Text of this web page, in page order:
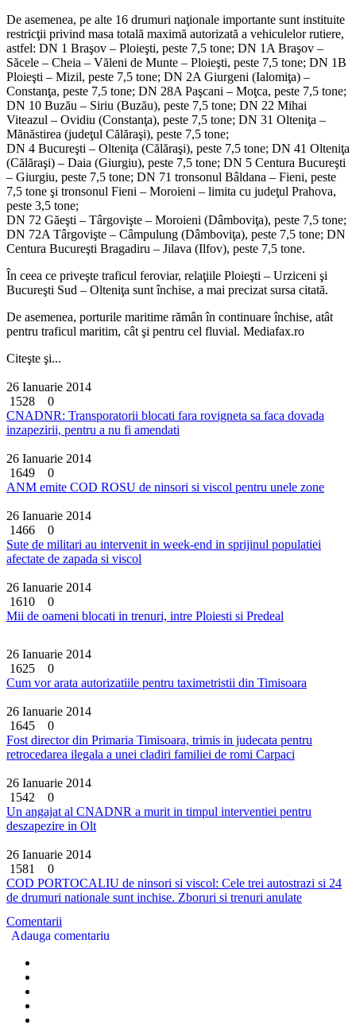
De asemenea, pe alte 16 drumuri naţionale importante sunt instituite
restricţii privind masa totală maximă autorizată a vehiculelor rutiere,
astfel: DN 1 Braşov – Ploieşti, peste 7,5 tone; DN 1A Braşov –
Săcele – Cheia – Văleni de Munte – Ploieşti, peste 7,5 tone; DN 1B
Ploieşti – Mizil, peste 7,5 tone; DN 2A Giurgeni (Ialomiţa) –
Constanţa, peste 7,5 tone; DN 28A Paşcani – Moţca, peste 7,5 tone;
DN 10 Buzău – Siriu (Buzău), peste 7,5 tone; DN 22 Mihai
Viteazul – Ovidiu (Constanţa), peste 7,5 tone; DN 31 Olteniţa –
Mănăstirea (judeţul Călăraşi), peste 7,5 tone;
DN 4 Bucureşti – Olteniţa (Călăraşi), peste 7,5 tone; DN 41 Olteniţa
(Călăraşi) – Daia (Giurgiu), peste 7,5 tone; DN 5 Centura Bucureşti
– Giurgiu, peste 7,5 tone; DN 71 tronsonul Bâldana – Fieni, peste
7,5 tone şi tronsonul Fieni – Moroieni – limita cu judeţul Prahova,
peste 3,5 tone;
DN 72 Găeşti – Târgovişte – Moroieni (Dâmboviţa), peste 7,5 tone;
DN 72A Târgovişte – Câmpulung (Dâmboviţa), peste 7,5 tone; DN
Centura Bucureşti Bragadiru – Jilava (Ilfov), peste 7,5 tone.
În ceea ce priveşte traficul feroviar, relaţiile Ploieşti – Urziceni şi
Bucureşti Sud – Olteniţa sunt închise, a mai precizat sursa citată.
De asemenea, porturile maritime rămân în continuare închise, atât
pentru traficul maritim, cât şi pentru cel fluvial. Mediafax.ro
Citeşte şi...
26 Ianuarie 2014
1528
0
CNADNR: Transporatorii blocati fara rovigneta sa faca dovada
inzapezirii, pentru a nu fi amendati
26 Ianuarie 2014
1649
0
ANM emite COD ROSU de ninsori si viscol pentru unele zone
26 Ianuarie 2014
1466
0
Sute de militari au intervenit in week-end in sprijinul populatiei
afectate de zapada si viscol
26 Ianuarie 2014
1610
0
Mii de oameni blocati in trenuri, intre Ploiesti si Predeal
26 Ianuarie 2014
1625
0
Cum vor arata autorizatiile pentru taximetristii din Timisoara
26 Ianuarie 2014
1645
0
Fost director din Primaria Timisoara, trimis in judecata pentru
retrocedarea ilegala a unei cladiri familiei de romi Carpaci
26 Ianuarie 2014
1542
0
Un angajat al CNADNR a murit in timpul interventiei pentru
deszapezire in Olt
26 Ianuarie 2014
1581
0
COD PORTOCALIU de ninsori si viscol: Cele trei autostrazi si 24
de drumuri nationale sunt inchise. Zboruri si trenuri anulate
Comentarii
Adauga comentariu